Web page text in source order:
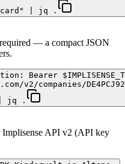
card" | jq .
— a compact JSON
Bearer
v2/companies/
| jq .
Implisense API v2 (API key